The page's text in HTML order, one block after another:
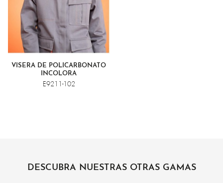
VISERA DE POLICARBONATO
INCOLORA
E9211-102
DESCUBRA NUESTRAS OTRAS GAMAS